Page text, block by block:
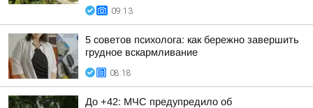
09:13
5 советов психолога: как бережно завершить
грудное вскармливание
08:18
До +42: МЧС предупредило об